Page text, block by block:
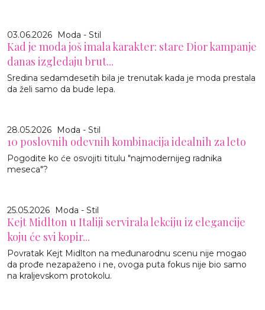
03.06.2026 Moda - Stil
Kad je moda još imala karakter: stare Dior kampanje
danas izgledaju brut...
Sredina sedamdesetih bila je trenutak kada je moda prestala
da želi samo da bude lepa.
28.05.2026 Moda - Stil
10 poslovnih odevnih kombinacija idealnih za leto
Pogodite ko će osvojiti titulu "najmodernijeg radnika
meseca"?
25.05.2026 Moda - Stil
Kejt Midlton u Italiji servirala lekciju iz elegancije
koju će svi kopir...
Povratak Kejt Midlton na međunarodnu scenu nije mogao
da prođe nezapaženo i ne, ovoga puta fokus nije bio samo
na kraljevskom protokolu.